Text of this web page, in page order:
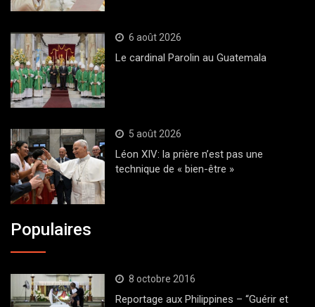
6 août 2026
Le cardinal Parolin au Guatemala
5 août 2026
Léon XIV: la prière n’est pas une
technique de « bien-être »
Populaires
8 octobre 2016
Reportage aux Philippines – “Guérir et